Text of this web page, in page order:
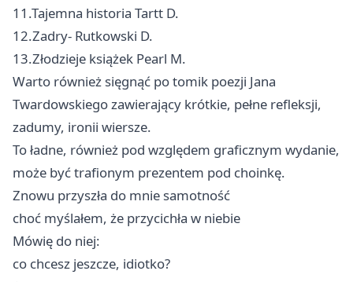
11.Tajemna historia Tartt D.
12.Zadry- Rutkowski D.
13.Złodzieje książek Pearl M.
Warto również sięgnąć po tomik poezji Jana
Twardowskiego zawierający krótkie, pełne refleksji,
zadumy, ironii wiersze.
To ładne, również pod względem graficznym wydanie,
może być trafionym prezentem pod choinkę.
Znowu przyszła do mnie samotność
choć myślałem, że przycichła w niebie
Mówię do niej:
co chcesz jeszcze, idiotko?